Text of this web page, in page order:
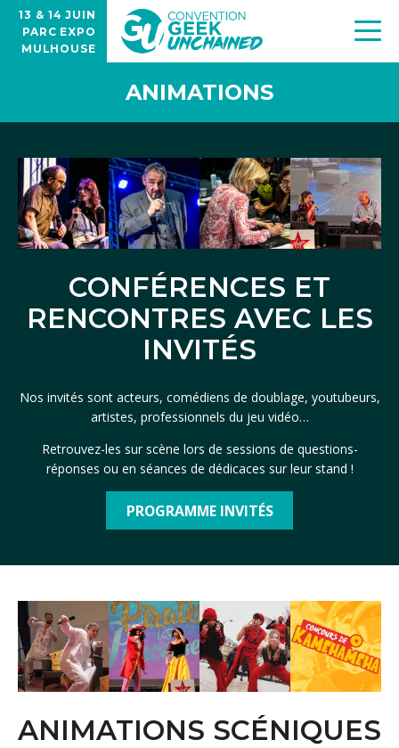
13 & 14 JUIN
PARC EXPO
MULHOUSE
ANIMATIONS
CONFÉRENCES ET
RENCONTRES AVEC LES
INVITÉS
Nos invités sont acteurs, comédiens de doublage, youtubeurs,
artistes, professionnels du jeu vidéo…
Retrouvez-les sur scène lors de sessions de questions-
réponses ou en séances de dédicaces sur leur stand !
PROGRAMME INVITÉS
ANIMATIONS SCÉNIQUES